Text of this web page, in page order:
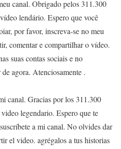
canal. Obrigado pelos 311.300
lendário. Espero que você
por favor, inscreva-se no meu
comentar e compartilhar o vídeo.
suas contas sociais e no
agora. Atenciosamente .
canal. Gracias por los 311.300
legendario. Espero que te
a mi canal. No olvides dar
el video. agrégalos a tus historias